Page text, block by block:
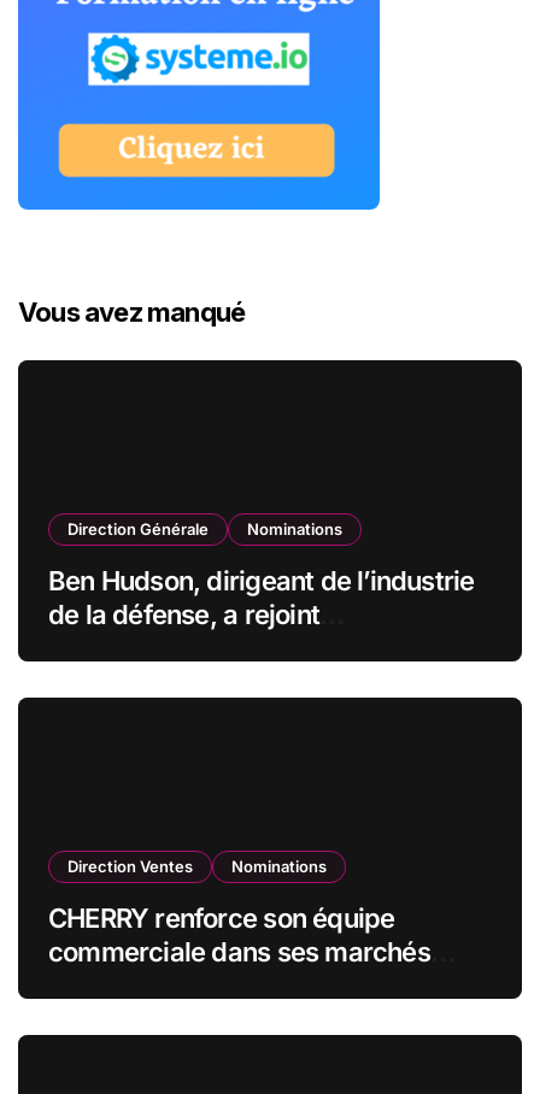
Vous avez manqué
Direction Générale Nominations
Ben Hudson, dirigeant de l’industrie
de la défense, a rejoint
Direction Ventes Nominations
CHERRY renforce son équipe
commerciale dans ses marchés